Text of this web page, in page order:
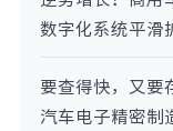
数字化系统平滑
要查得快，又要
汽车电子精密制